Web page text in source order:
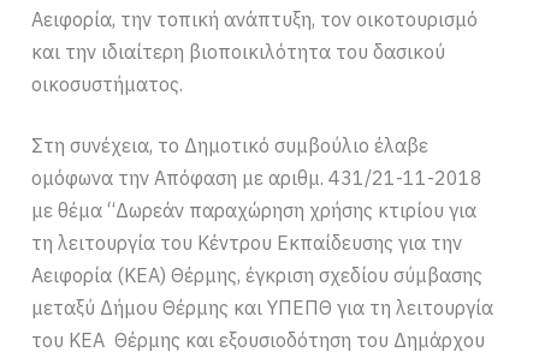
Αειφορία, την τοπική ανάπτυξη, τον οικοτουρισμό
και την ιδιαίτερη βιοποικιλότητα του δασικού
οικοσυστήματος.
Στη συνέχεια, το Δημοτικό συμβούλιο έλαβε
ομόφωνα την Απόφαση με αριθμ. 431/21-11-2018
με θέμα “Δωρεάν παραχώρηση χρήσης κτιρίου για
τη λειτουργία του Κέντρου Εκπαίδευσης για την
Αειφορία (ΚΕΑ) Θέρμης, έγκριση σχεδίου σύμβασης
μεταξύ Δήμου Θέρμης και ΥΠΕΠΘ για τη λειτουργία
του ΚΕΑ Θέρμης και εξουσιοδότηση του Δημάρχου